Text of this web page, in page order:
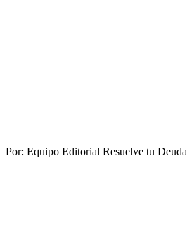
Por: Equipo Editorial Resuelve tu Deuda